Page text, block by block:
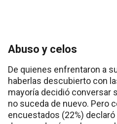
Abuso y celos
De quienes enfrentaron a
haberlas descubierto con
mayoría decidió conversar
no suceda de nuevo. Pero
encuestados (22%)